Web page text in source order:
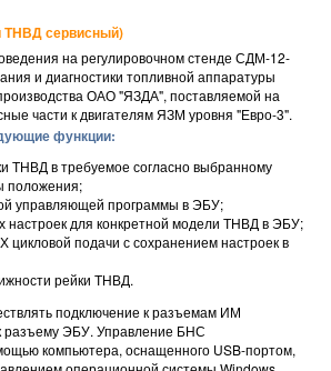
ТНВД сервисный)
на регулировочном стенде СДМ-12-
и диагностики топливной аппаратуры
ОАО "ЯЗДА", поставляемой на
части к двигателям ЯЗМ уровня "Евро-3".
функции:
ТНВД в требуемое согласно выбранному
положения;
управляющей программы в ЭБУ;
настроек для конкретной модели ТНВД в ЭБУ;
цикловой подачи с сохранением настроек в
рейки ТНВД.
подключение к разъемам ИМ
разъему ЭБУ. Управление БНС
компьютера, оснащенного USB-портом,